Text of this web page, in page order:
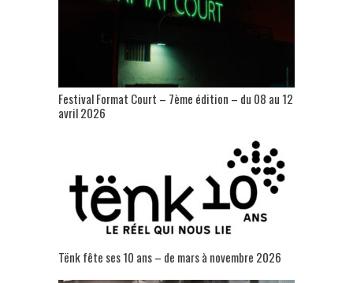
Festival Format Court – 7ème édition – du 08 au 12
avril 2026
Tënk fête ses 10 ans – de mars à novembre 2026